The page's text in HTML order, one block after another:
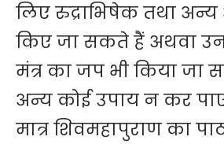
लिए रुद्राभिषेक तथा
किए जा सकते हैं अथवा
मंत्र का जप भी किया जा
अन्य कोई उपाय न कर
मात्र शिवमहापुराण का